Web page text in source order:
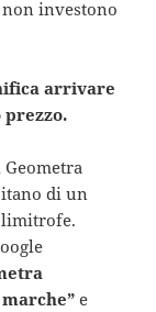
investono
arrivare
di un
limitrofe.
e